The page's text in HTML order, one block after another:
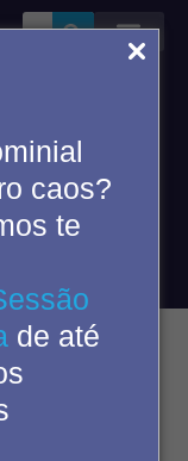
caos?
te
de até
ENTENDA OS
o